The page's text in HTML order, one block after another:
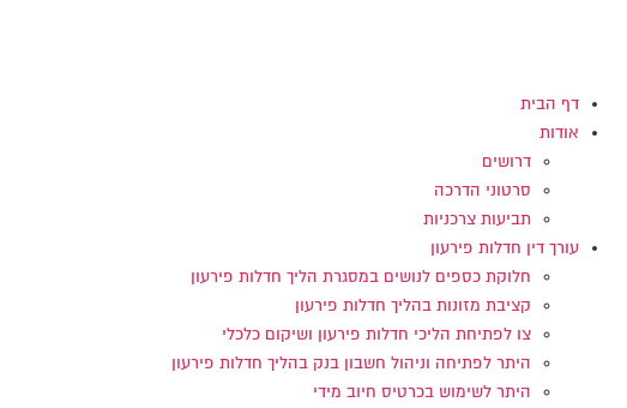
דף הבית
אודות
דרושים
סרטוני הדרכה
תביעות צרכניות
עורך דין חדלות פירעון
חלוקת כספים לנושים במסגרת הליך חדלות פירעון
קציבת מזונות בהליך חדלות פירעון
צו לפתיחת הליכי חדלות פירעון ושיקום כלכלי
היתר לפתיחה וניהול חשבון בנק בהליך חדלות פירעון
היתר לשימוש בכרטיס חיוב מידי